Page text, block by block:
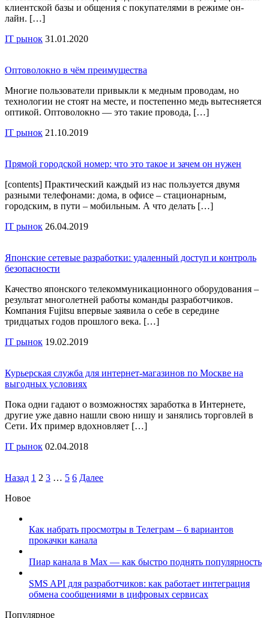
клиентской базы и общения с покупателями в режиме он-
лайн. […]
IT рынок 31.01.2020
Оптоволокно в чём преимущества
Многие пользователи привыкли к медным проводам, но
технологии не стоят на месте, и постепенно медь вытесняется
оптикой. Оптоволокно — это такие провода, […]
IT рынок 21.10.2019
Прямой городской номер: что это такое и зачем он нужен
[contents] Практический каждый из нас пользуется двумя
разными телефонами: дома, в офисе – стационарным,
городским, в пути – мобильным. А что делать […]
IT рынок 26.04.2019
Японские сетевые разработки: удаленный доступ и контроль
безопасности
Качество японского телекоммуникационного оборудования –
результат многолетней работы команды разработчиков.
Компания Fujitsu впервые заявила о себе в середине
тридцатых годов прошлого века. […]
IT рынок 19.02.2019
Курьерская служба для интернет-магазинов по Москве на
выгодных условиях
Пока одни гадают о возможностях заработка в Интернете,
другие уже давно нашли свою нишу и занялись торговлей в
Сети. Их пример вдохновляет […]
IT рынок 02.04.2018
Назад 1 2 3 … 5 6 Далее
Новое
Как набрать просмотры в Телеграм – 6 вариантов
прокачки канала
Пиар канала в Max — как быстро поднять популярность
SMS API для разработчиков: как работает интеграция
обмена сообщениями в цифровых сервисах
Популярное